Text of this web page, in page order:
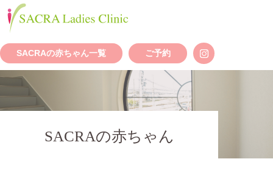
SACRAの赤ちゃん一覧 ご予約
SACRAの赤ちゃん